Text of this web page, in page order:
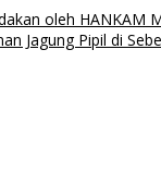
oleh HANKAM
Jagung Pipil di